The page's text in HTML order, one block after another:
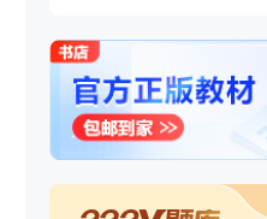
工程）